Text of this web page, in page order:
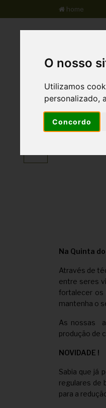
O nosso
Utilizamos
personalizado,
Concordo
home
Na Quinta
Através de
entre seres
fortalecer os
mantenha o
As nossas
produção de
NOVIDADE !
Sabia que já
regulares de
para a